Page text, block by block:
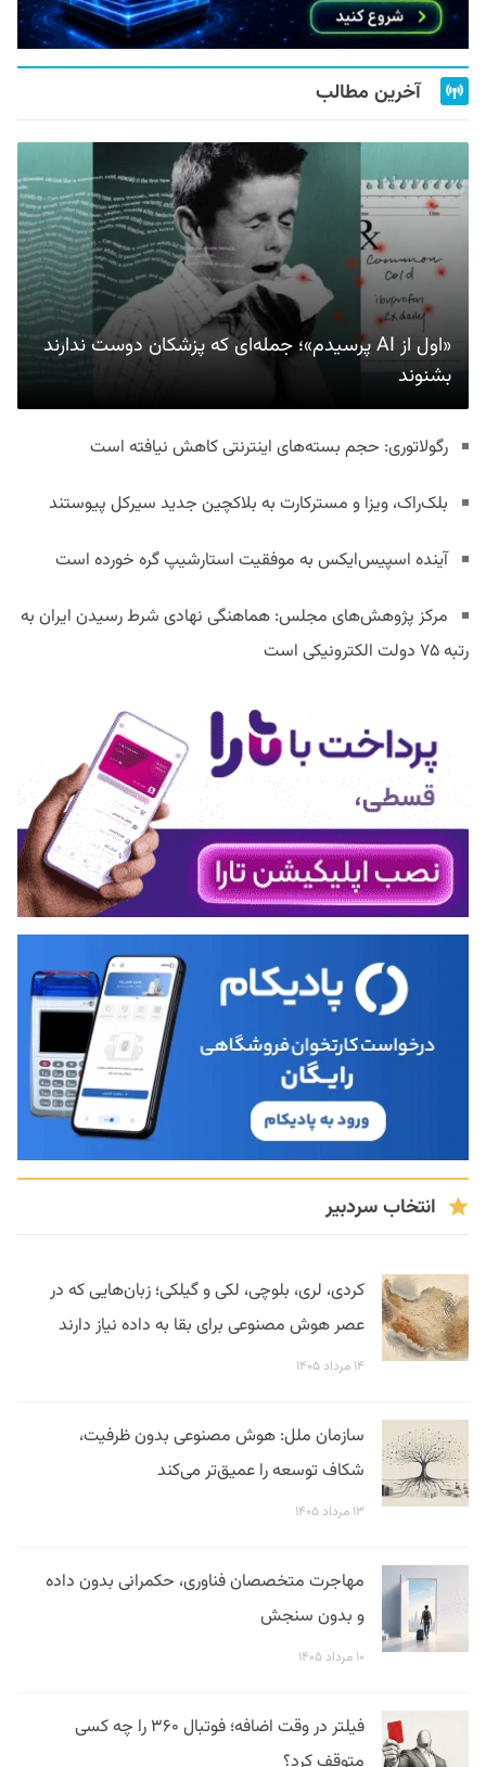
آخرین مطالب
«اول از AI پرسیدم»؛ جمله‌ای که پزشکان دوست ندارند
بشنوند
رگولاتوری: حجم بسته‌های اینترنتی کاهش نیافته است
بلک‌راک، ویزا و مسترکارت به بلاکچین جدید سیرکل پیوستند
آینده اسپیس‌ایکس به موفقیت استارشیپ گره خورده است
مرکز پژوهش‌های مجلس: هماهنگی نهادی شرط رسیدن ایران به
رتبه ۷۵ دولت الکترونیکی است
انتخاب سردبیر
کردی، لری، بلوچی، لکی و گیلکی؛ زبان‌هایی که در
عصر هوش مصنوعی برای بقا به داده نیاز دارند
۱۴ مرداد ۱۴۰۵
سازمان ملل: هوش مصنوعی بدون ظرفیت،
شکاف توسعه را عمیق‌تر می‌کند
۱۳ مرداد ۱۴۰۵
مهاجرت متخصصان فناوری، حکمرانی بدون داده
و بدون سنجش
۱۰ مرداد ۱۴۰۵
فیلتر در وقت اضافه؛ فوتبال ۳۶۰ را چه کسی
متوقف کرد؟